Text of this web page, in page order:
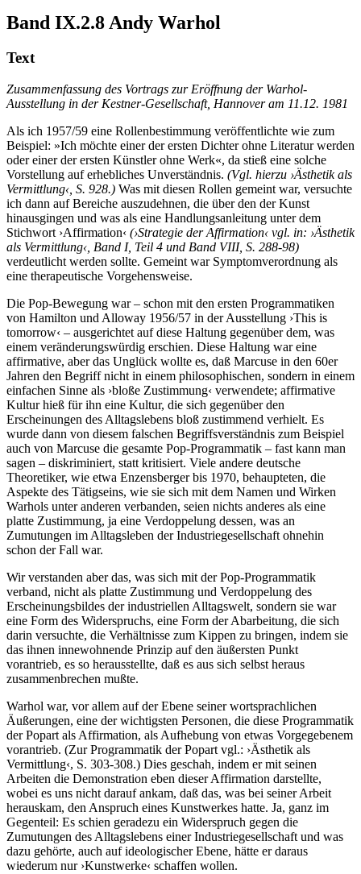
Band IX.2.8 Andy Warhol
Text
Zusammenfassung des Vortrags zur Eröffnung der Warhol-
Ausstellung in der Kestner-Gesellschaft, Hannover am 11.12. 1981
Als ich 1957/59 eine Rollenbestimmung veröffentlichte wie zum
Beispiel: »Ich möchte einer der ersten Dichter ohne Literatur werden
oder einer der ersten Künstler ohne Werk«, da stieß eine solche
Vorstellung auf erhebliches Unverständnis. (Vgl. hierzu ›Ästhetik als
Vermittlung‹, S. 928.) Was mit diesen Rollen gemeint war, versuchte
ich dann auf Bereiche auszudehnen, die über den der Kunst
hinausgingen und was als eine Handlungsanleitung unter dem
Stichwort ›Affirmation‹ (›Strategie der Affirmation‹ vgl. in: ›Ästhetik
als Vermittlung‹, Band I, Teil 4 und Band VIII, S. 288-98)
verdeutlicht werden sollte. Gemeint war Symptomverordnung als
eine therapeutische Vorgehensweise.
Die Pop-Bewegung war – schon mit den ersten Programmatiken
von Hamilton und Alloway 1956/57 in der Ausstellung ›This is
tomorrow‹ – ausgerichtet auf diese Haltung gegenüber dem, was
einem veränderungswürdig erschien. Diese Haltung war eine
affirmative, aber das Unglück wollte es, daß Marcuse in den 60er
Jahren den Begriff nicht in einem philosophischen, sondern in einem
einfachen Sinne als ›bloße Zustimmung‹ verwendete; affirmative
Kultur hieß für ihn eine Kultur, die sich gegenüber den
Erscheinungen des Alltagslebens bloß zustimmend verhielt. Es
wurde dann von diesem falschen Begriffsverständnis zum Beispiel
auch von Marcuse die gesamte Pop-Programmatik – fast kann man
sagen – diskriminiert, statt kritisiert. Viele andere deutsche
Theoretiker, wie etwa Enzensberger bis 1970, behaupteten, die
Aspekte des Tätigseins, wie sie sich mit dem Namen und Wirken
Warhols unter anderen verbanden, seien nichts anderes als eine
platte Zustimmung, ja eine Verdoppelung dessen, was an
Zumutungen im Alltagsleben der Industriegesellschaft ohnehin
schon der Fall war.
Wir verstanden aber das, was sich mit der Pop-Programmatik
verband, nicht als platte Zustimmung und Verdoppelung des
Erscheinungsbildes der industriellen Alltagswelt, sondern sie war
eine Form des Widerspruchs, eine Form der Abarbeitung, die sich
darin versuchte, die Verhältnisse zum Kippen zu bringen, indem sie
das ihnen innewohnende Prinzip auf den äußersten Punkt
vorantrieb, es so herausstellte, daß es aus sich selbst heraus
zusammenbrechen mußte.
Warhol war, vor allem auf der Ebene seiner wortsprachlichen
Äußerungen, eine der wichtigsten Personen, die diese Programmatik
der Popart als Affirmation, als Aufhebung von etwas Vorgegebenem
vorantrieb. (Zur Programmatik der Popart vgl.: ›Ästhetik als
Vermittlung‹, S. 303-308.) Dies geschah, indem er mit seinen
Arbeiten die Demonstration eben dieser Affirmation darstellte,
wobei es uns nicht darauf ankam, daß das, was bei seiner Arbeit
herauskam, den Anspruch eines Kunstwerkes hatte. Ja, ganz im
Gegenteil: Es schien geradezu ein Widerspruch gegen die
Zumutungen des Alltagslebens einer Industriegesellschaft und was
dazu gehörte, auch auf ideologischer Ebene, hätte er daraus
wiederum nur ›Kunstwerke‹ schaffen wollen.